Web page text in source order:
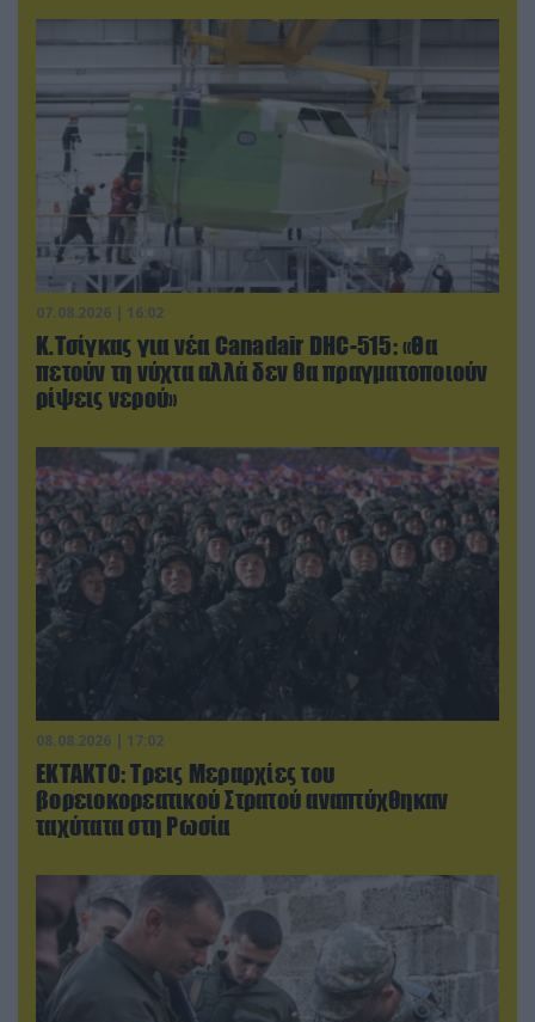
07.08.2026 | 16:02
Κ.Τσίγκας για νέα Canadair DHC-515: «Θα
πετούν τη νύχτα αλλά δεν θα πραγματοποιούν
ρίψεις νερού»
08.08.2026 | 17:02
ΕΚΤΑΚΤΟ: Τρεις Μεραρχίες του
βορειοκορεατικού Στρατού αναπτύχθηκαν
ταχύτατα στη Ρωσία